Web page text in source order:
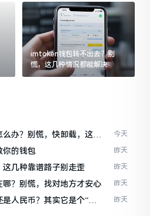
imtoken钱包转不出去？别
慌，这几种情况都能解决
办？别慌，快卸载，这几
今天
的钱包 昨天
几种靠谱路子别走歪 昨天
？别慌，找对地方才安心 昨天
人民币？其实它是个“多
昨天